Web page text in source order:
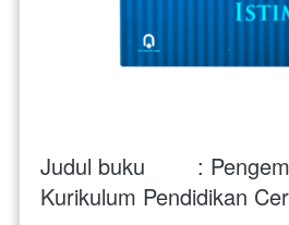
Judul buku        :
Kurikulum Pendidikan